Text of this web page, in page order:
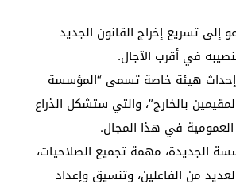
إلى تسريع إخراج القانون الجديد
في أقرب الآجال.
إحداث هيئة خاصة تسمى “المؤسسة
بالخارج”، والتي ستشكل الذراع
في هذا المجال.
الجديدة، مهمة تجميع الصلاحيات،
من الفاعلين، وتنسيق وإعداد